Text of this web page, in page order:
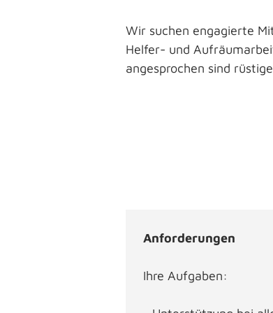
Wir suchen engagierte
Helfer- und
angesprochen sind
Anforderungen
Ihre Aufgaben: